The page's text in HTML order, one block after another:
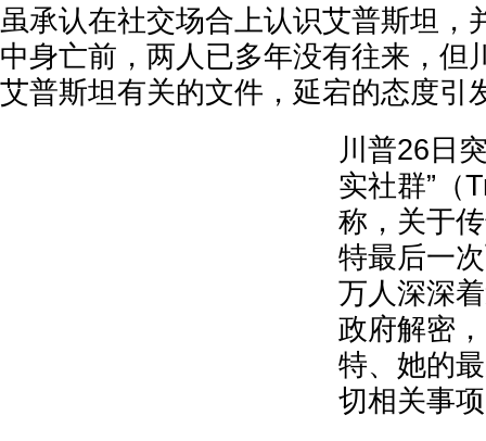
虽承认在社交场合上认识艾普斯坦，
中身亡前，两人已多年没有往来，但
艾普斯坦有关的文件，延宕的态度引
川普26日
实社群”（
称，关于
特最后一
万人深深
政府解密
特、她的
切相关事